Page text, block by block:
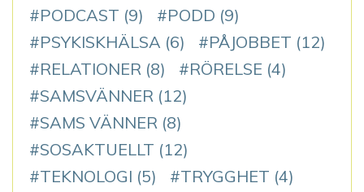
PODCAST (9) PODD (9)
PSYKISKHÄLSA (6) PÅJOBBET (12)
RELATIONER (8) RÖRELSE (4)
SAMSVÄNNER (12)
SAMS VÄNNER (8)
SOSAKTUELLT (12)
TEKNOLOGI (5) TRYGGHET (4)